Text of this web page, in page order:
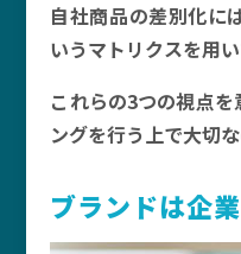
自社商品の差別化に
いうマトリクスを用い
これらの3つの視点
ングを行う上で大切な
ブランドは企